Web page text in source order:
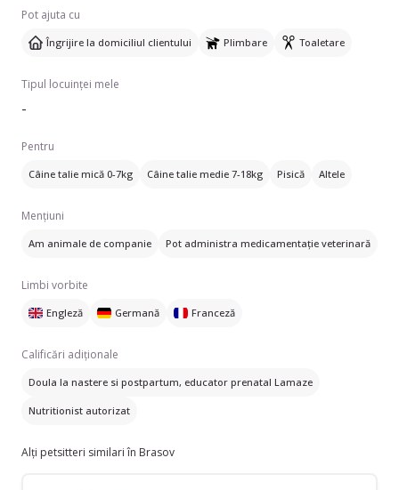
Pot ajuta cu
Îngrijire la domiciliul clientului Plimbare Toaletare
Tipul locuinței mele
-
Pentru
Câine talie mică 0-7kg Câine talie medie 7-18kg Pisică Altele
Mențiuni
Am animale de companie Pot administra medicamentație veterinară
Limbi vorbite
Engleză Germană Franceză
Calificări adiționale
Doula la nastere si postpartum, educator prenatal Lamaze
Nutritionist autorizat
Alți petsitteri similari în Brasov